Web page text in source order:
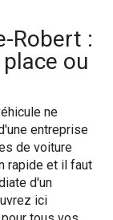
Robert :
ou
ne
entreprise
de voiture
rapide et il faut
d'un
ici